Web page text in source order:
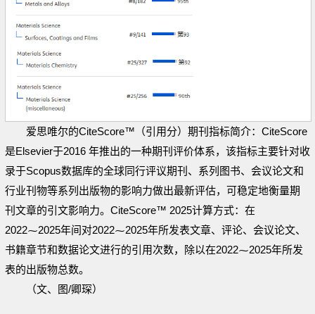
爱思唯尔的CiteScore™（引用分）期刊指标简介：CiteScore
是Elsevier于2016 年推出的一种期刊评价体系，该指标主要针对收
录于Scopus数据库的全球同行评议期刊、系列图书、会议论文和
行业刊物等系列出版物的影响力做出最新评估，可稳定地衡量期
刊文章的引文影响力。CiteScore™ 2025计算方式：在
2022⁓2025年间对2022⁓2025年所发表文章、评论、会议论文、
书籍章节和数据论文进行的引用次数，除以在2022⁓2025年所发
表的出版物总数。
（文、图/卿琛）